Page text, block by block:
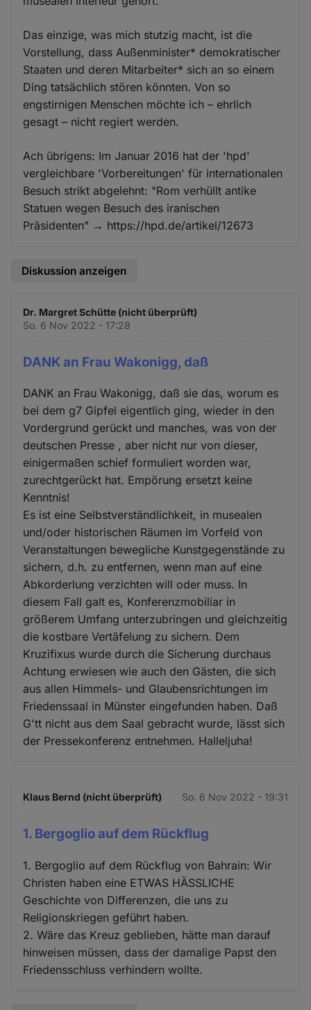
Das einzige, was mich stutzig macht, ist die
Vorstellung, dass Außenminister* demokratischer
Staaten und deren Mitarbeiter* sich an so einem
Ding tatsächlich stören könnten. Von so
engstirnigen Menschen möchte ich – ehrlich
gesagt – nicht regiert werden.
Ach übrigens: Im Januar 2016 hat der 'hpd'
vergleichbare 'Vorbereitungen' für internationalen
Besuch strikt abgelehnt: "Rom verhüllt antike
Statuen wegen Besuch des iranischen
Präsidenten" → https://hpd.de/artikel/12673
Diskussion anzeigen
Dr. Margret Schütte (nicht überprüft)
So. 6 Nov 2022 - 17:28
DANK an Frau Wakonigg, daß
DANK an Frau Wakonigg, daß sie das, worum es
bei dem g7 Gipfel eigentlich ging, wieder in den
Vordergrund gerückt und manches, was von der
deutschen Presse , aber nicht nur von dieser,
einigermaßen schief formuliert worden war,
zurechtgerückt hat. Empörung ersetzt keine
Kenntnis!
Es ist eine Selbstverständlichkeit, in musealen
und/oder historischen Räumen im Vorfeld von
Veranstaltungen bewegliche Kunstgegenstände zu
sichern, d.h. zu entfernen, wenn man auf eine
Abkorderlung verzichten will oder muss. In
diesem Fall galt es, Konferenzmobiliar in
größerem Umfang unterzubringen und gleichzeitig
die kostbare Vertäfelung zu sichern. Dem
Kruzifixus wurde durch die Sicherung durchaus
Achtung erwiesen wie auch den Gästen, die sich
aus allen Himmels- und Glaubensrichtungen im
Friedenssaal in Münster eingefunden haben. Daß
G'tt nicht aus dem Saal gebracht wurde, lässt sich
der Pressekonferenz entnehmen. Halleljuha!
Klaus Bernd (nicht überprüft) So. 6 Nov 2022 - 19:31
1. Bergoglio auf dem Rückflug
1. Bergoglio auf dem Rückflug von Bahrain: Wir
Christen haben eine ETWAS HÄSSLICHE
Geschichte von Differenzen, die uns zu
Religionskriegen geführt haben.
2. Wäre das Kreuz geblieben, hätte man darauf
hinweisen müssen, dass der damalige Papst den
Friedensschluss verhindern wollte.